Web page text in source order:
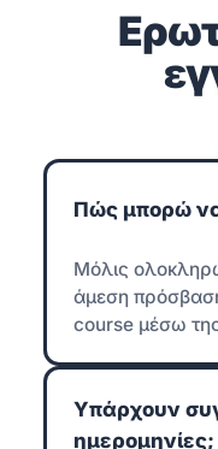
Πώς μπορώ
Μόλις
άμεση
course μέσω
Υπάρχουν
ημερομηνίες;